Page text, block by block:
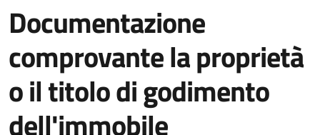
Documentazione
comprovante la proprietà
o il titolo di godimento
dell'immobile